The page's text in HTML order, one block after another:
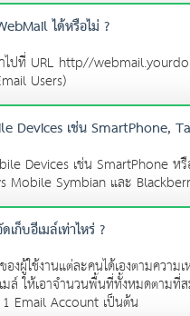
ได้หรือไม่ ?
ไปที่ URL http//
Users)
Devices เช่น SmartPhone,
Devices เช่น SmartPhone
Mobile Symbian และ
ก็บอีเมล์เท่าไหร่ ?
งผู้ใช้งานแต่ละคนได้เองตามคว
ล์ ให้เอาจำนวนพื้นที่ทั้งหมดตาม
Email Account เป็นต้น